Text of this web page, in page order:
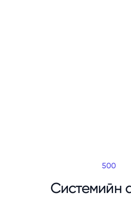
500
Системийн